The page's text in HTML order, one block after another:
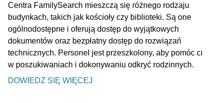
Centra FamilySearch mieszczą się różnego rodzaju
budynkach, takich jak kościoły czy biblioteki. Są one
ogólnodostępne i oferują dostęp do wyjątkowych
dokumentów oraz bezpłatny dostęp do rozwiązań
technicznych. Personel jest przeszkolony, aby pomóc ci
w poszukiwaniach i dokonywaniu odkryć rodzinnych.
DOWIEDZ SIĘ WIĘCEJ